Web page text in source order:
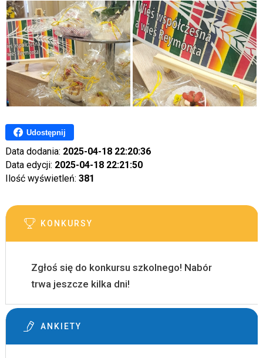
Udostępnij
Data dodania: 2025-04-18 22:20:36
Data edycji: 2025-04-18 22:21:50
Ilość wyświetleń: 381
KONKURSY
Zgłoś się do konkursu szkolnego! Nabór
trwa jeszcze kilka dni!
ANKIETY